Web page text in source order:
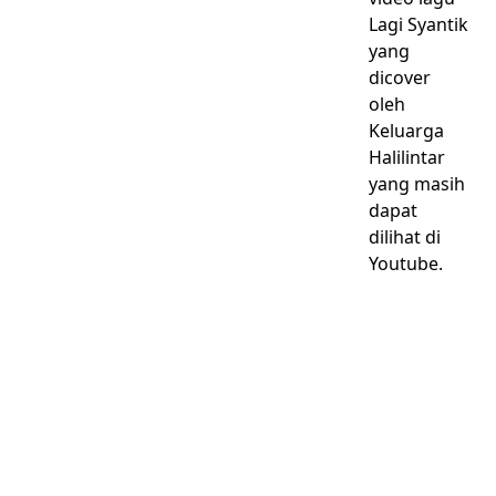
Lagi Syantik
yang
dicover
oleh
Keluarga
Halilintar
yang masih
dapat
dilihat di
Youtube.